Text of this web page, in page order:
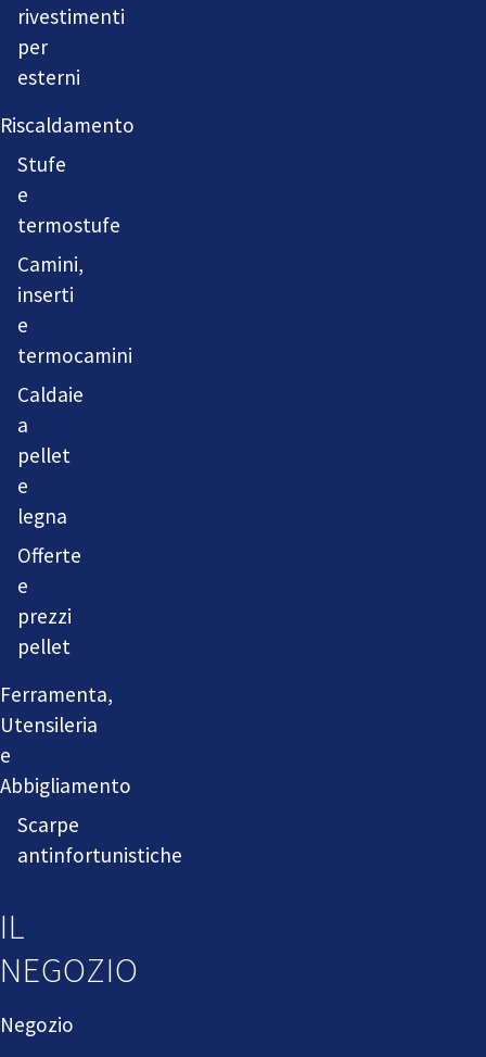
rivestimenti
per
esterni
Riscaldamento
Stufe
e
termostufe
Camini,
inserti
e
termocamini
Caldaie
a
pellet
e
legna
Offerte
e
prezzi
pellet
Ferramenta,
Utensileria
e
Abbigliamento
Scarpe
antinfortunistiche
IL
NEGOZIO
Negozio